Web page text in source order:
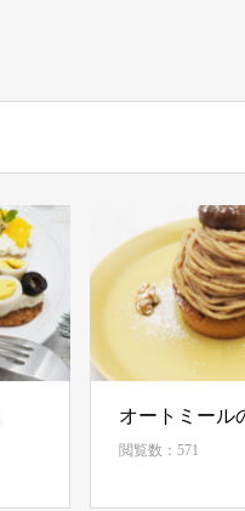
オートミール
閲覧数：571